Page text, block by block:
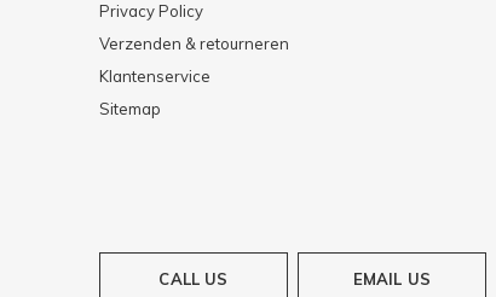
Privacy Policy
Verzenden & retourneren
Klantenservice
Sitemap
CALL US EMAIL US